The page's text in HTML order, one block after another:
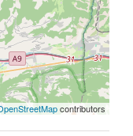
contributors